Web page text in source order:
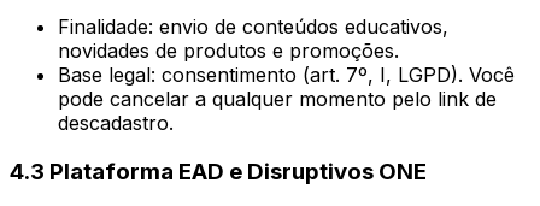
Finalidade: envio de conteúdos educativos,
novidades de produtos e promoções.
Base legal: consentimento (art. 7º, I, LGPD). Você
pode cancelar a qualquer momento pelo link de
descadastro.
4.3 Plataforma EAD e Disruptivos ONE